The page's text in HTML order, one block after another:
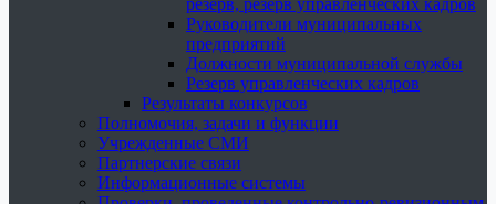
резерв, резерв управленческих кадров
Руководители муниципальных
предприятий
Должности муниципальной службы
Резерв управленческих кадров
Результаты конкурсов
Полномочия, задачи и функции
Учрежденные СМИ
Партнерские связи
Информационные системы